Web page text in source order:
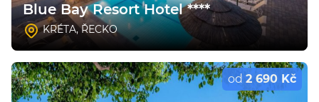
Blue Bay Resort Hotel ****
KRÉTA,ŘECKO
od 2 690 Kč